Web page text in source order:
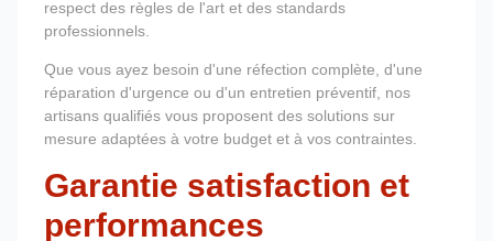
respect des règles de l'art et des standards
professionnels.
Que vous ayez besoin d'une réfection complète, d'une
réparation d'urgence ou d'un entretien préventif, nos
artisans qualifiés vous proposent des solutions sur
mesure adaptées à votre budget et à vos contraintes.
Garantie satisfaction et
performances